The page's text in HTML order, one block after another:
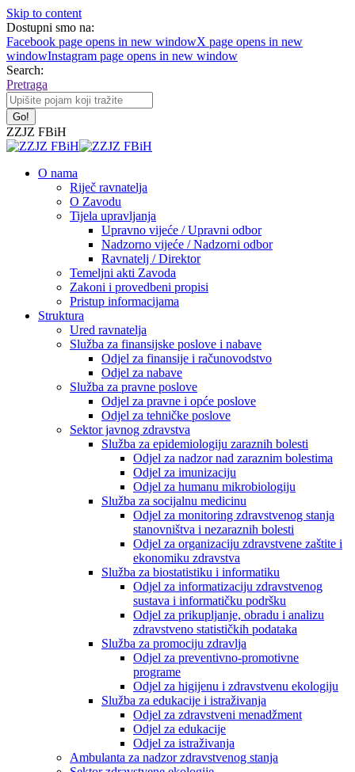
Skip to content
Dostupni smo na:
Facebook page opens in new windowX page opens in new
windowInstagram page opens in new window
Search:
Pretraga
ZZJZ FBiH
O nama
Riječ ravnatelja
O Zavodu
Tijela upravljanja
Upravno vijeće / Upravni odbor
Nadzorno vijeće / Nadzorni odbor
Ravnatelj / Direktor
Temeljni akti Zavoda
Zakoni i provedbeni propisi
Pristup informacijama
Struktura
Ured ravnatelja
Služba za finansijske poslove i nabave
Odjel za finansije i računovodstvo
Odjel za nabave
Služba za pravne poslove
Odjel za pravne i opće poslove
Odjel za tehničke poslove
Sektor javnog zdravstva
Služba za epidemiologiju zaraznih bolesti
Odjel za nadzor nad zaraznim bolestima
Odjel za imunizaciju
Odjel za humanu mikrobiologiju
Služba za socijalnu medicinu
Odjel za monitoring zdravstvenog stanja
stanovništva i nezaraznih bolesti
Odjel za organizaciju zdravstvene zaštite i
ekonomiku zdravstva
Služba za biostatistiku i informatiku
Odjel za informatizaciju zdravstvenog
sustava i informatičku podršku
Odjel za prikupljanje, obradu i analizu
zdravstveno statističkih podataka
Služba za promociju zdravlja
Odjel za preventivno-promotivne
programe
Odjel za higijenu i zdravstvenu ekologiju
Služba za edukacije i istraživanja
Odjel za zdravstveni menadžment
Odjel za edukacije
Odjel za istraživanja
Ambulanta za nadzor zdravstvenog stanja